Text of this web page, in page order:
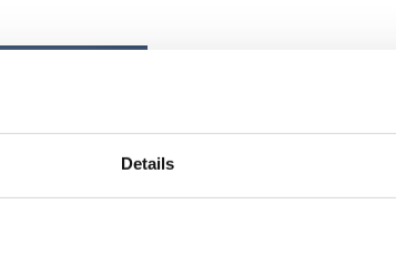
Details
Hey du! Bist du bereit
Du suchst eine abwechslungsreiche
uns genau richtig. Wir beiRybarczyk
Nachwuchskräfte, die Freude an
Als Dachdecker (m/w/d) schaffst du
Wir bilden dich nicht nur aus, wir